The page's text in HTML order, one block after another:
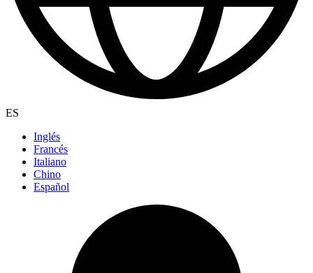
ES
Inglés
Francés
Italiano
Chino
Español